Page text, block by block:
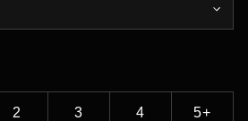
2 3 4 5+